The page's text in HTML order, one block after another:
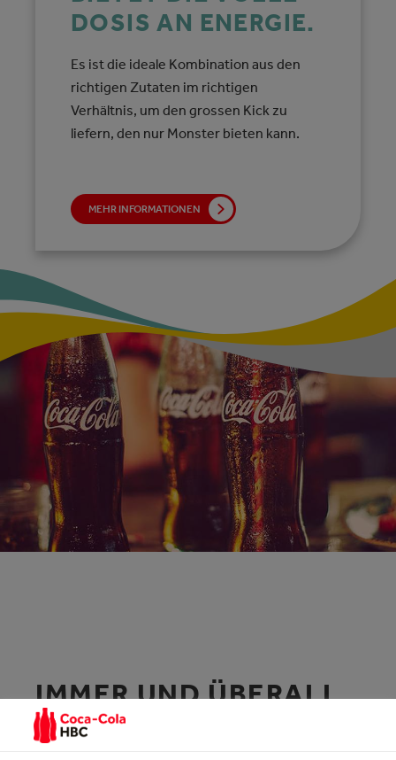
DOSIS AN ENERGIE.
Es ist die ideale Kombination aus den
richtigen Zutaten im richtigen
Verhältnis, um den grossen Kick zu
liefern, den nur Monster bieten kann.
MEHR INFORMATIONEN
IMMER UND ÜBERALL
BESTELLEN